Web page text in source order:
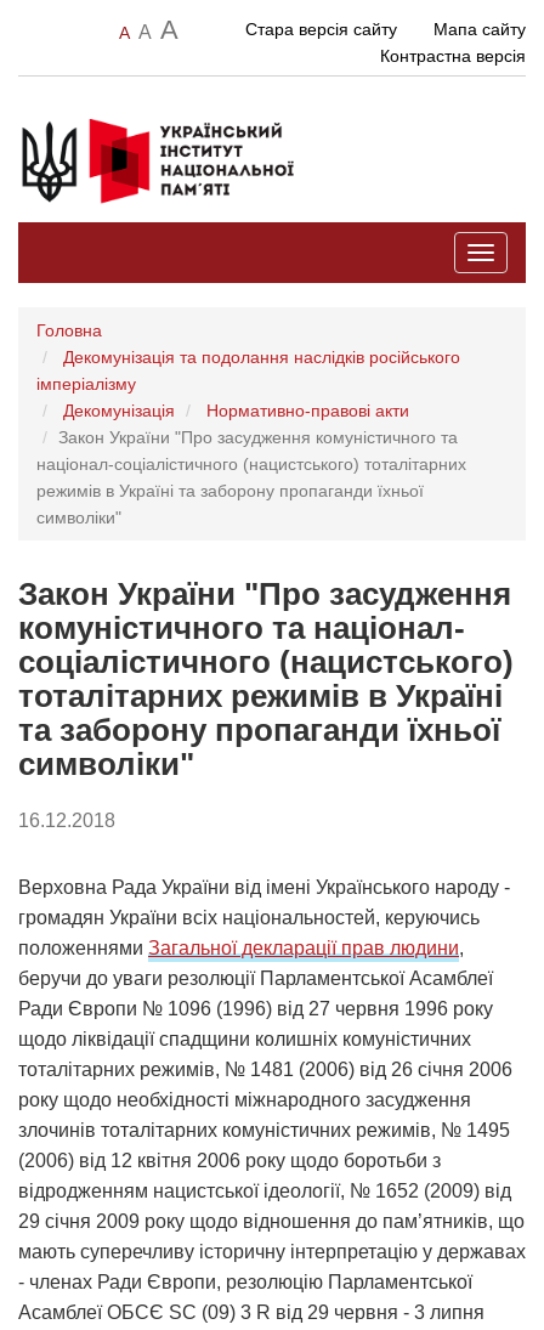
A A A Стара версія сайту
Мапа сайту
Контрастна версія
Toggle
Головна
Декомунізація та подолання наслідків російського
імперіалізму
Декомунізація
Нормативно-правові акти
Закон України "Про засудження комуністичного та
націонал-соціалістичного (нацистського) тоталітарних
режимів в Україні та заборону пропаганди їхньої
символіки"
Закон України "Про засудження
комуністичного та націонал-
соціалістичного (нацистського)
тоталітарних режимів в Україні
та заборону пропаганди їхньої
символіки"
16.12.2018
Верховна Рада України від імені Українського народу -
громадян України всіх національностей, керуючись
положеннями Загальної декларації прав людини,
беручи до уваги резолюції Парламентської Асамблеї
Ради Європи № 1096 (1996) від 27 червня 1996 року
щодо ліквідації спадщини колишніх комуністичних
тоталітарних режимів, № 1481 (2006) від 26 січня 2006
року щодо необхідності міжнародного засудження
злочинів тоталітарних комуністичних режимів, № 1495
(2006) від 12 квітня 2006 року щодо боротьби з
відродженням нацистської ідеології, № 1652 (2009) від
29 січня 2009 року щодо відношення до пам’ятників, що
мають суперечливу історичну інтерпретацію у державах
- членах Ради Європи, резолюцію Парламентської
Асамблеї ОБСЄ SC (09) 3 R від 29 червня - 3 липня